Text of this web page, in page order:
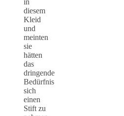
in
diesem
Kleid
und
meinten
sie
hätten
das
dringende
Bedürfnis
sich
einen
Stift zu